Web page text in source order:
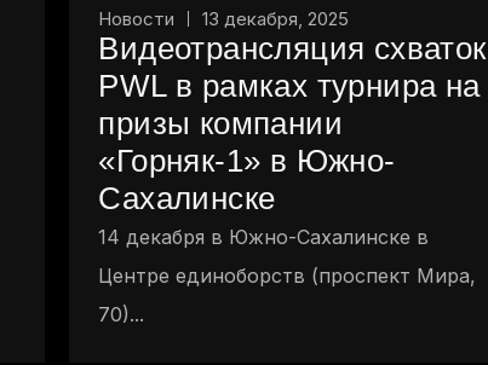
Новости 13 декабря, 2025
Видеотрансляция схваток
PWL в рамках турнира на
призы компании
«Горняк-1» в Южно-
Сахалинске
14 декабря в Южно-Сахалинске в
Центре единоборств (проспект Мира,
70)...